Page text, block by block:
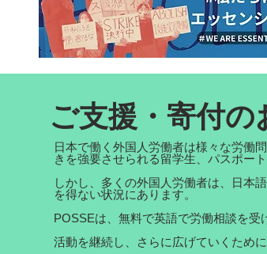
ご支援・寄付の
日本で働く外国人労働者は様々な労働
きを強要させられる留学生、パスポー
しかし、多くの外国人労働者は、日本
を得ない状況にあります。
POSSEは、無料で英語で労働相談を受
活動を継続し、さらに広げていくため